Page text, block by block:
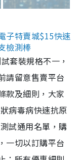
子特賣城$15快速
檢測棒
套裝規格不一，
請留意售賣平台
款及細則，大家
病毒病快速抗原
試通用名單，購
一切以訂購平台